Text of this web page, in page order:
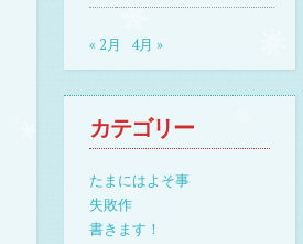
« 2月 4月 »
カテゴリー
たまにはよそ事
失敗作
書きます！